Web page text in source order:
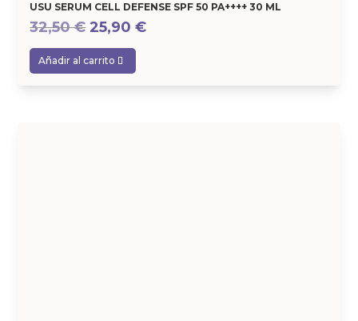
USU SERUM CELL DEFENSE SPF 50 PA++++ 30 ML
32,50€ El
precio
original
era:
25,90€El
es:
Añadir al carrito